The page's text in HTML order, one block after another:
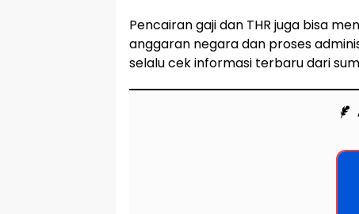
Pencairan gaji dan THR juga bisa
anggaran negara dan proses
selalu cek informasi terbaru dari